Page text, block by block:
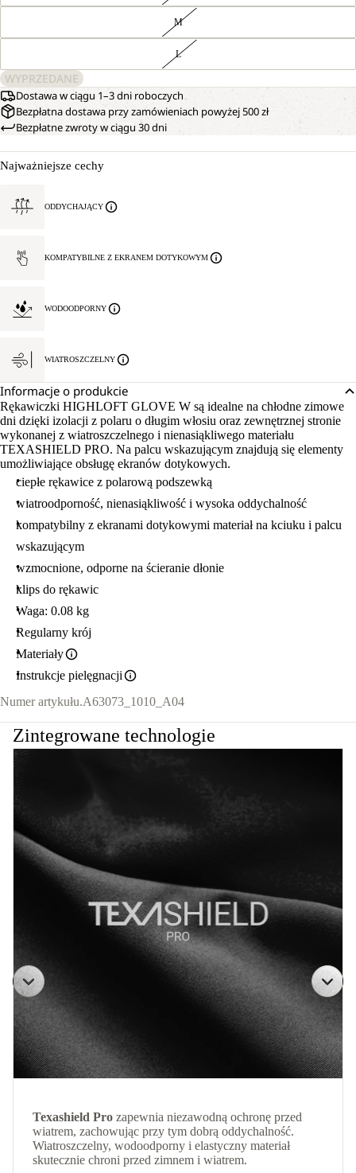
M
L
WYPRZEDANE
Dostawa w ciągu 1–3 dni roboczych
Bezpłatna dostawa przy zamówieniach powyżej 500 zł
Bezpłatne zwroty w ciągu 30 dni
Najważniejsze cechy
ODDYCHAJĄCY
KOMPATYBILNE Z EKRANEM DOTYKOWYM
WODOODPORNY
WIATROSZCZELNY
Informacje o produkcie
Rękawiczki HIGHLOFT GLOVE W są idealne na chłodne zimowe
dni dzięki izolacji z polaru o długim włosiu oraz zewnętrznej stronie
wykonanej z wiatroszczelnego i nienasiąkliwego materiału
TEXASHIELD PRO. Na palcu wskazującym znajdują się elementy
umożliwiające obsługę ekranów dotykowych.
ciepłe rękawice z polarową podszewką
wiatroodporność, nienasiąkliwość i wysoka oddychalność
kompatybilny z ekranami dotykowymi materiał na kciuku i palcu
wskazującym
wzmocnione, odporne na ścieranie dłonie
klips do rękawic
Waga: 0.08 kg
Regularny krój
Materiały
Instrukcje pielęgnacji
Numer artykułu.A63073_1010_A04
Zintegrowane technologie
Texashield Pro zapewnia niezawodną ochronę przed
wiatrem, zachowując przy tym dobrą oddychalność.
Wiatroszczelny, wodoodporny i elastyczny materiał
skutecznie chroni przed zimnem i wiatrem.